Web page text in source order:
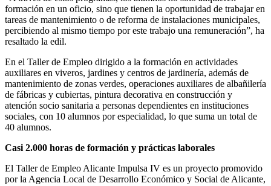
formación en un oficio, sino que tienen la oportunidad de trabajar en
tareas de mantenimiento o de reforma de instalaciones municipales,
percibiendo al mismo tiempo por este trabajo una remuneración”, ha
resaltado la edil.
En el Taller de Empleo dirigido a la formación en actividades
auxiliares en viveros, jardines y centros de jardinería, además de
mantenimiento de zonas verdes, operaciones auxiliares de albañilería
de fábricas y cubiertas, pintura decorativa en construcción y
atención socio sanitaria a personas dependientes en instituciones
sociales, con 10 alumnos por especialidad, lo que suma un total de
40 alumnos.
Casi 2.000 horas de formación y prácticas laborales
El Taller de Empleo Alicante Impulsa IV es un proyecto promovido
por la Agencia Local de Desarrollo Económico y Social de Alicante,